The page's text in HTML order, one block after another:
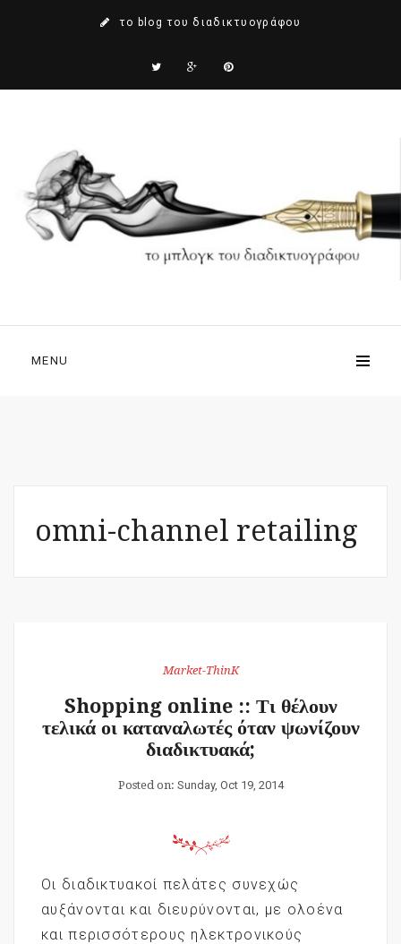
το blog του διαδικτυογράφου
MENU
omni-channel retailing
Market-ThinK
Shopping online :: Τι θέλουν
τελικά οι καταναλωτές όταν ψωνίζουν
διαδικτυακά;
Posted on: Sunday, Oct 19, 2014
Οι διαδικτυακοί πελάτες συνεχώς
αυξάνονται και διευρύνονται, με ολοένα
και περισσότερους ηλεκτρονικούς